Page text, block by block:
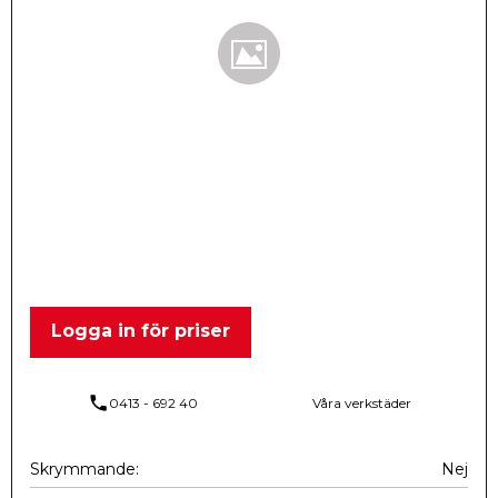
Logga in för priser
phone 0413 - 692 40 Våra verkstäder
Skrymmande
Nej